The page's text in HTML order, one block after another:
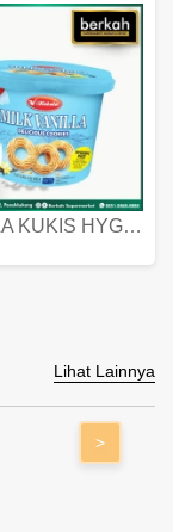
KOKOLA KUKIS HYGIENIC MILK VANILLA PACK 320 GR
Lihat Lainnya
>